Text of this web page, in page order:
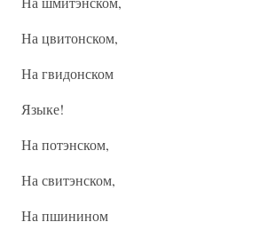
На цвитонском,
На гвидонском
Языке!
На потэнском,
На свитэнском,
На пшинином